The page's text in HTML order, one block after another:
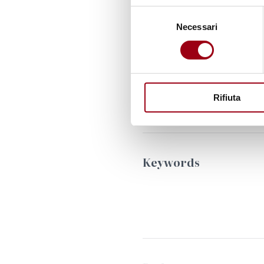
Necessari
Rifiuta
Last update:22.10.2025
Keywords